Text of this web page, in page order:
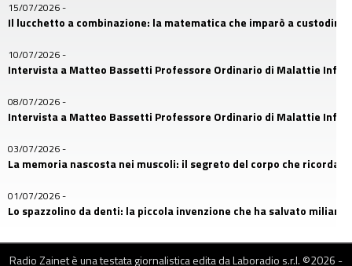
15/07/2026-
Il lucchetto a combinazione: la matematica che imparò a custodire
10/07/2026-
Intervista a Matteo Bassetti Professore Ordinario di Malattie
08/07/2026-
Intervista a Matteo Bassetti Professore Ordinario di Malattie
03/07/2026-
La memoria nascosta nei muscoli: il segreto del corpo che ricorda
01/07/2026-
Lo spazzolino da denti: la piccola invenzione che ha salvato
26/06/2026-
Il primo amico dell’uomo: la storia nascosta nel DNA dei cani
Radio Zainet è una testata giornalistica edita da Laboradio s.r.l. ©2026 -